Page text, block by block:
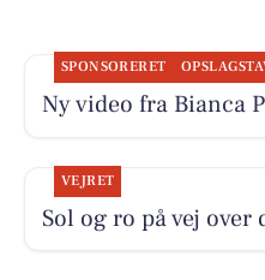
SPONSORERET
Ny video fra Bianca
VEJRET
Sol og ro på vej over